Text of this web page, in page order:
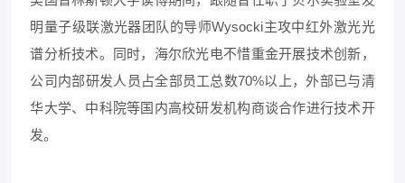
明量子级联激光器团队的导师Wysocki主攻中红外激光光
谱分析技术。同时，海尔欣光电不惜重金开展技术创新，
公司内部研发人员占全部员工总数70%以上，外部已与清
华大学、中科院等国内高校研发机构商谈合作进行技术开
发。